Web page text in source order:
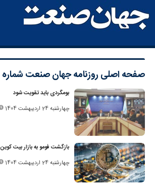
صفحه اصلی روزنامه جهان صنعت شماره 5802
بومگردی باید تقویت شود
چهارشنبه 24 اردیبهشت 1404
بازگشت فومو به بازار بیت ‌کوین
چهارشنبه 24 اردیبهشت 1404